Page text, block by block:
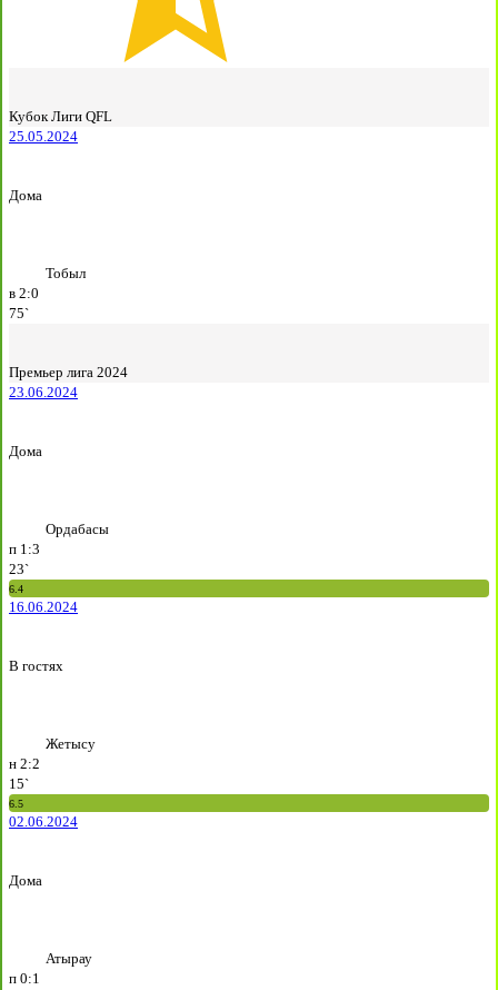
Кубок Лиги QFL
25.05.2024
Дома
Тобыл
в 2:0
75`
Премьер лига 2024
23.06.2024
Дома
Ордабасы
п 1:3
23`
6.4
16.06.2024
В гостях
Жетысу
н 2:2
15`
6.5
02.06.2024
Дома
Атырау
п 0:1